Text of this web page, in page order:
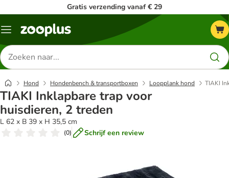
Gratis verzending vanaf € 29
Menu
Zoeken
naar
producten
Hond Hondenbench & transportboxen Loopplank hond TIAKI
TIAKI Inklapbare trap voor
huisdieren, 2 treden
L 62 x B 39 x H 35,5 cm
(0) Schrijf een review